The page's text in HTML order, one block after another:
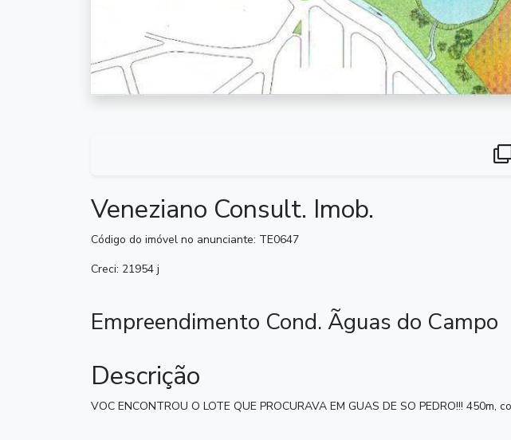
Veneziano Consult. Imob.
Código do imóvel no anunciante: TE0647
Creci: 21954 j
Empreendimento Cond. Ãguas do Campo
Descrição
VOC ENCONTROU O LOTE QUE PROCURAVA EM GUAS DE SO PEDRO!!!